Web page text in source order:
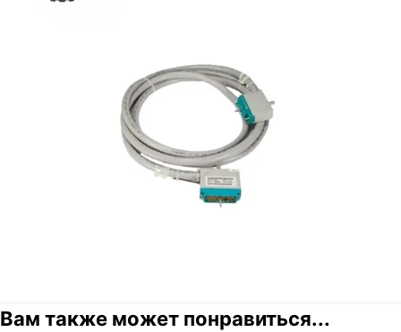
Вам также может понравиться...